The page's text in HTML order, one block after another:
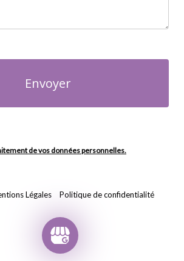
de vos données personnelles.
Légales Politique de confidentialité